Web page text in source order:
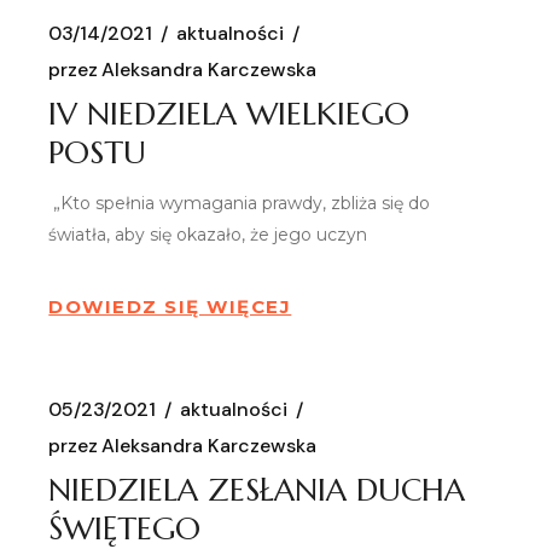
03/14/2021
aktualności
przez Aleksandra Karczewska
IV NIEDZIELA WIELKIEGO
POSTU
„Kto spełnia wymagania prawdy, zbliża się do
światła, aby się okazało, że jego uczyn
DOWIEDZ SIĘ WIĘCEJ
05/23/2021
aktualności
przez Aleksandra Karczewska
NIEDZIELA ZESŁANIA DUCHA
ŚWIĘTEGO